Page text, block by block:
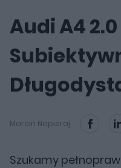
Audi A4
Marcin Napieraj
Szukamy